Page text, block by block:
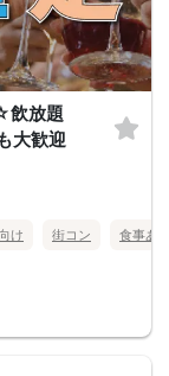
飲放題
大歓迎
け 街コン 食事あ